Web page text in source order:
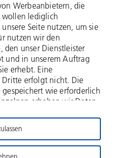
AG
Werbeanbietern, die
wollen lediglich
Seite nutzen, um sie
nutzen wir den
den unser Dienstleister
und in unserem Auftrag
erhebt. Eine
erfolgt nicht. Die
wie erforderlich
erheben wir Daten
Webseiten und Ihrer
der Aufrufe, zu
und über weitere
und schließlich